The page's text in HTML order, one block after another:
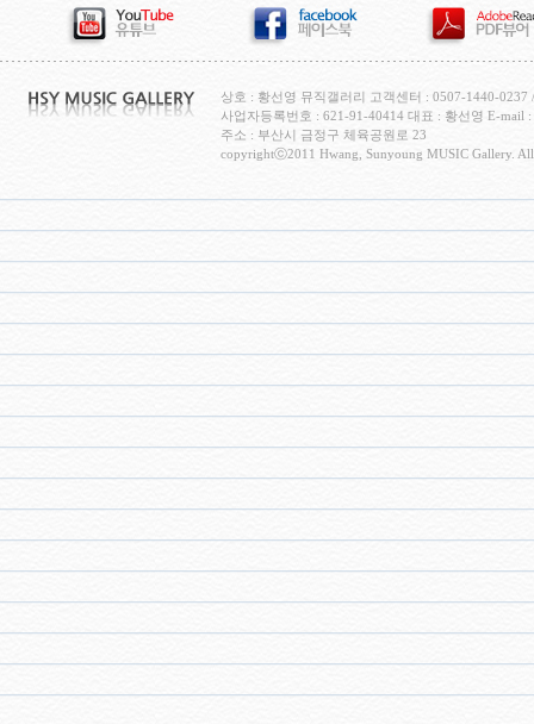
상호 : 황선영 뮤직갤러리 고객센터 : 0507-1440-0237
사업자등록번호 : 621-91-40414 대표 : 황선영 E-mail :
주소 : 부산시 금정구 체육공원로 23
copyrightⓒ2011 Hwang, Sunyoung MUSIC Gallery. All